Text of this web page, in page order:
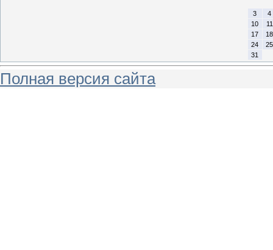
3
4
10
11
17
18
24
25
31
Полная версия сайта